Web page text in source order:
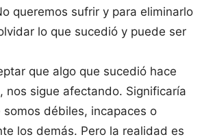
queremos sufrir y para eliminarlo
lo que sucedió y puede ser
que algo que sucedió hace
nos sigue afectando. Significaría
somos débiles, incapaces o
los demás. Pero la realidad es